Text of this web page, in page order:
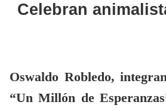
Celebran
Oswaldo Robledo,
“Un Millón de